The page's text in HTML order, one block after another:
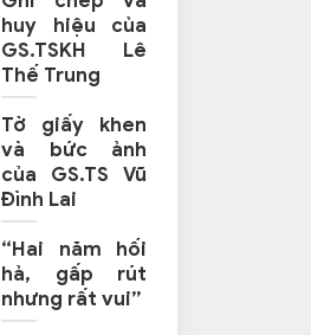
huy hiệu của
GS.TSKH Lê
Thế Trung
Tờ giấy khen
và bức ảnh
của GS.TS Vũ
Đình Lai
“Hai năm hối
hả, gấp rút
nhưng rất vui”